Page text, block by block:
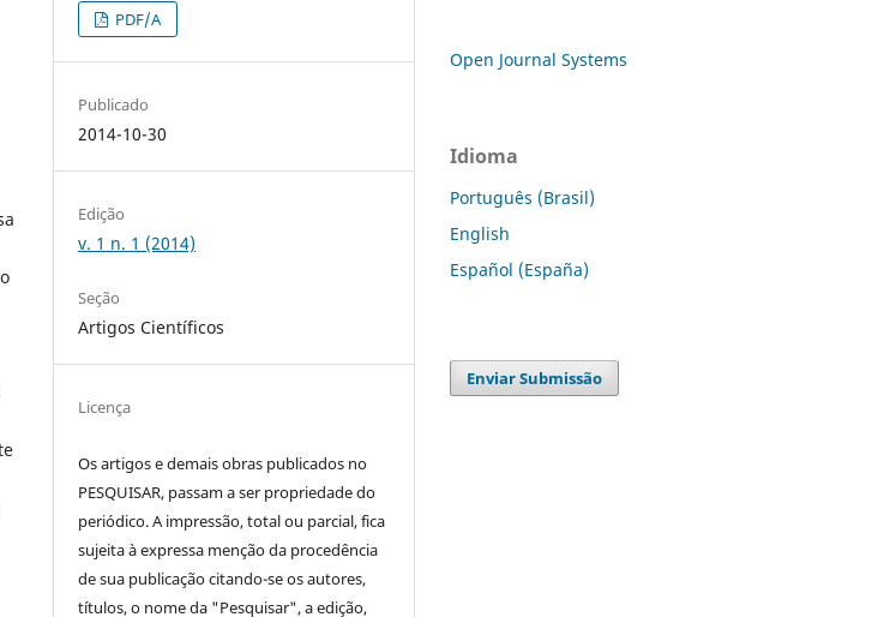
PDF/A
Publicado
2014-10-30
Edição
v. 1 n. 1 (2014)
Seção
Artigos Científicos
Licença
Os artigos e demais obras publicados no
PESQUISAR, passam a ser propriedade do
periódico. A impressão, total ou parcial, fica
sujeita à expressa menção da procedência
de sua publicação citando-se os autores,
títulos, o nome da "Pesquisar", a edição,
Open Journal Systems
Idioma
Português (Brasil)
English
Español (España)
Enviar Submissão